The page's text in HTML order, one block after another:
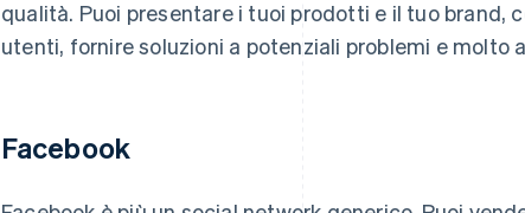
qualità. Puoi presentare i tuoi prodotti e il tuo brand,
utenti, fornire soluzioni a potenziali problemi e molto
Facebook